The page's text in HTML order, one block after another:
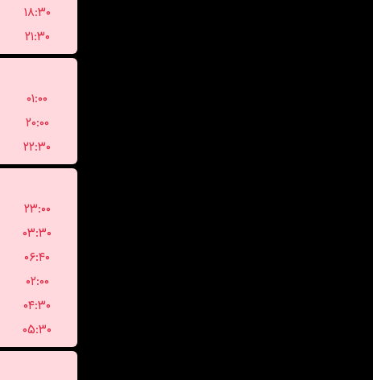
۱۸:۳۰
۲۱:۳۰
۰۱:۰۰
۲۰:۰۰
۲۲:۳۰
۲۳:۰۰
۰۳:۳۰
۰۶:۴۰
۰۲:۰۰
۰۴:۳۰
۰۵:۳۰